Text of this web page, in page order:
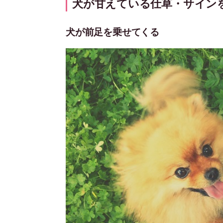
犬が甘えている仕草・サイン
犬が前足を乗せてくる